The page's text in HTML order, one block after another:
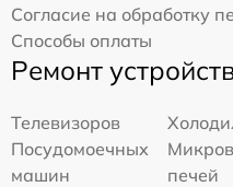
Согласие на обработку
Способы оплаты
Ремонт
Телевизоров
Посудомоечных
машин
печей